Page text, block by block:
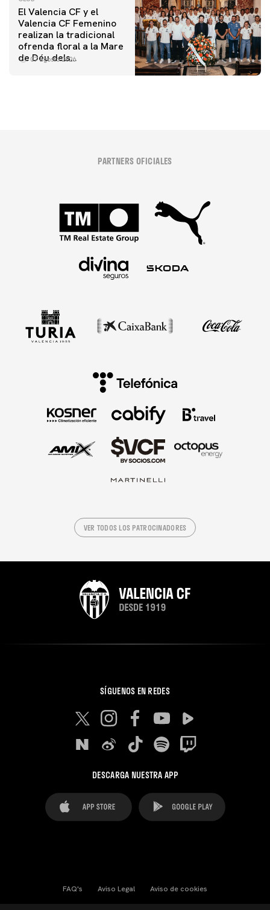
El Valencia CF y el
Valencia CF Femenino
realizan la tradicional
ofrenda floral a la Mare
de Déu dels
07 agosto 2026
PARTNERS OFICIALES
VER TODOS LOS PATROCINADORES
SÍGUENOS EN REDES
DESCARGA NUESTRA APP
FAQ's Aviso Legal Aviso de cookies